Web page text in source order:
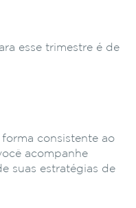
esse trimestre é de
consistente ao
acompanhe
suas estratégias de